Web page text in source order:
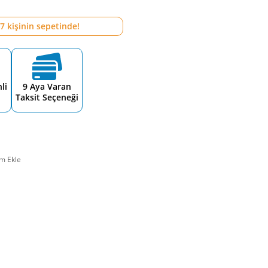
7kişinin sepetinde!
9 Aya Varan
Taksit Seçeneği
Ekle